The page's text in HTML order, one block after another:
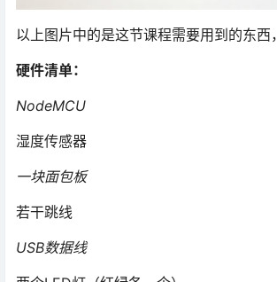
以上图片中的是这节课程需要用到的东西，
硬件清单：
NodeMCU
湿度传感器
一块面包板
若干跳线
USB数据线